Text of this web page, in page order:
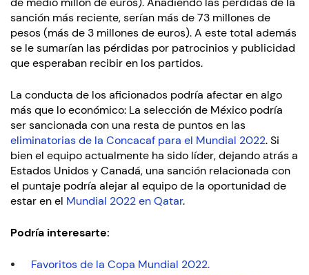
sanción más reciente, serían más de 73 millones de
pesos (más de 3 millones de euros). A este total además
se le sumarían las pérdidas por patrocinios y publicidad
que esperaban recibir en los partidos.
La conducta de los aficionados podría afectar en algo
más que lo económico: La selección de México podría
ser sancionada con una resta de puntos en las
eliminatorias de la Concacaf para el Mundial 2022. Si
bien el equipo actualmente ha sido líder, dejando atrás a
Estados Unidos y Canadá, una sanción relacionada con
el puntaje podría alejar al equipo de la oportunidad de
estar en el Mundial 2022 en Qatar.
Podría interesarte:
Favoritos de la Copa Mundial 2022.